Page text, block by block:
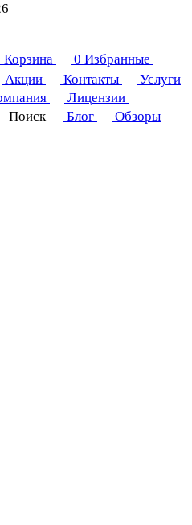
Корзина 0 Избранные
Акции Контакты
Услуги
Лицензии
Поиск Блог Обзоры